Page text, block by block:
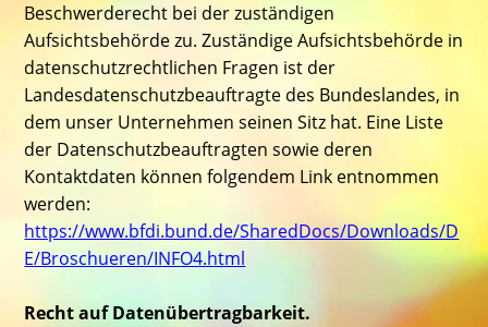
Beschwerderecht bei der zuständigen
Aufsichtsbehörde zu. Zuständige Aufsichtsbehörde in
datenschutzrechtlichen Fragen ist der
Landesdatenschutzbeauftragte des Bundeslandes, in
dem unser Unternehmen seinen Sitz hat. Eine Liste
der Datenschutzbeauftragten sowie deren
Kontaktdaten können folgendem Link entnommen
werden:
https://www.bfdi.bund.de/SharedDocs/Downloads/D
E/Broschueren/INFO4.html
Recht auf Datenübertragbarkeit.